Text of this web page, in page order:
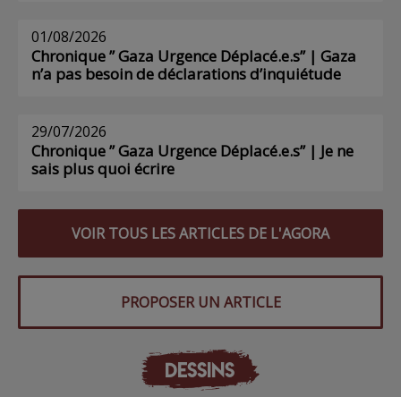
01/08/2026
Chronique ” Gaza Urgence Déplacé.e.s” | Gaza
n’a pas besoin de déclarations d’inquiétude
29/07/2026
Chronique ” Gaza Urgence Déplacé.e.s” | Je ne
sais plus quoi écrire
VOIR TOUS LES ARTICLES DE L'AGORA
PROPOSER UN ARTICLE
DESSINS